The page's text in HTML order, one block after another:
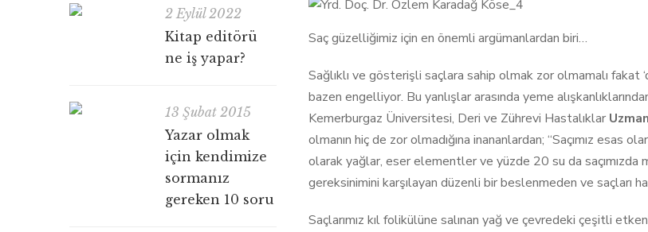
Saç güzelliğimiz için en önemli argümanlardan biri…
Sağlıklı ve gösterişli saçlara sahip olmak zor olmamalı fakat
bazen engelliyor. Bu yanlışlar arasında yeme
Kemerburgaz Üniversitesi, Deri ve Zührevi Hastalıklar
olmanın hiç de zor olmadığına inananlardan; “Saçımız
olarak yağlar, eser elementler ve yüzde 20 su da saçımızda
gereksinimini karşılayan düzenli bir beslenmeden ve saçları
Saçlarımız kıl folikülüne salınan yağ ve çevredeki çeşitli
2 Eylül 2022
Kitap editörü
ne iş yapar?
13 Şubat 2015
Yazar olmak
için kendimize
sormanız
gereken 10 soru